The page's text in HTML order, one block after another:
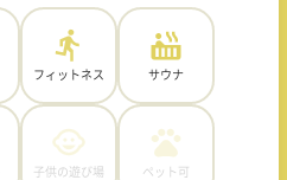
フィットネス サウナ
子供の遊び場 ペット可